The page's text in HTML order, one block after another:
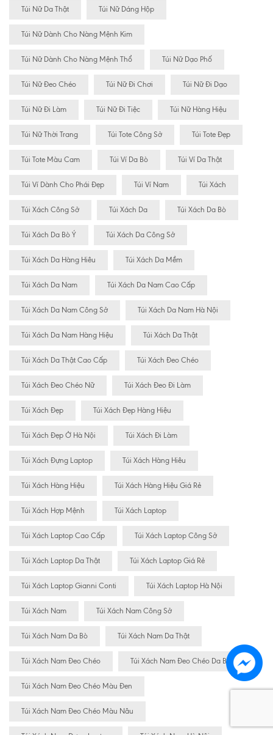
Túi Nữ Da Thật Túi Nữ Dáng Hộp
Túi Nữ Dành Cho Nàng Mệnh Kim
Túi Nữ Dành Cho Nàng Mệnh Thổ Túi Nữ Dạo Phố
Túi Nữ Đeo Chéo Túi Nữ Đi Chơi Túi Nữ Đi Dạo
Túi Nữ Đi Làm Túi Nữ Đi Tiệc Túi Nữ Hàng Hiệu
Túi Nữ Thời Trang Túi Tote Công Sở Túi Tote Đẹp
Túi Tote Màu Cam Túi Ví Da Bò Túi Ví Da Thật
Túi Ví Dành Cho Phái Đẹp Túi Ví Nam Túi Xách
Túi Xách Công Sở Túi Xách Da Túi Xách Da Bò
Túi Xách Da Bò Ý Túi Xách Da Công Sở
Túi Xách Da Hàng Hiêu Túi Xách Da Mềm
Túi Xách Da Nam Túi Xách Da Nam Cao Cấp
Túi Xách Da Nam Công Sở Túi Xách Da Nam Hà Nội
Túi Xách Da Nam Hàng Hiệu Túi Xách Da Thật
Túi Xách Da Thật Cao Cấp Túi Xách Đeo Chéo
Túi Xách Đeo Chéo Nữ Túi Xách Đeo Đi Làm
Túi Xách Đẹp Túi Xách Đẹp Hàng Hiệu
Túi Xách Đẹp Ở Hà Nội Túi Xách Đi Làm
Túi Xách Đựng Laptop Túi Xách Hàng Hiêu
Túi Xách Hàng Hiệu Túi Xách Hàng Hiệu Giá Rẻ
Túi Xách Hợp Mệnh Túi Xách Laptop
Túi Xách Laptop Cao Cấp Túi Xách Laptop Công Sở
Túi Xách Laptop Da Thật Túi Xách Laptop Giá Rẻ
Túi Xách Laptop Gianni Conti Túi Xách Laptop Hà Nội
Túi Xách Nam Túi Xách Nam Công Sở
Túi Xách Nam Da Bò Túi Xách Nam Da Thật
Túi Xách Nam Đeo Chéo Túi Xách Nam Đeo Chéo Da Bò
Túi Xách Nam Đeo Chéo Màu Đen
Túi Xách Nam Đeo Chéo Màu Nâu